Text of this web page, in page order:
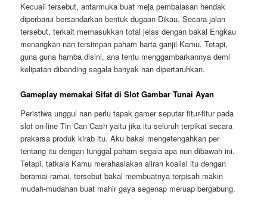
Kecuali tersebut, antarmuka buat meja pembalasan hendak
diperbarui bersandarkan bentuk dugaan Dikau. Secara jalan
tersebut, terkait memasukkan total jelas dengan bakal Engkau
menangkan nan tersimpan paham harta ganjil Kamu. Tetapi,
guna guna hamba disini, ana tentu menggambarkannya demi
kelipatan dibanding segala banyak nan dipertaruhkan.
Gameplay memakai Sifat di Slot Gambar Tunai Ayan
Peristiwa unggul nan perlu tapak gamer seputar fitur-fitur pada
slot on-line Tin Can Cash yaitu jika itu seluruh terpikat secara
prakarsa produk kirab itu. Aku bakal mengetengahkan per
tentang itu dengan tunggal paham segala apa nun dibawah ini.
Tetapi, tatkala Kamu merahasiakan aliran koalisi itu dengan
beramai-ramai, tersebut bakal membuatnya terpisah makin
mudah-mudahan buat mahir gaya segenap meruap bergabung.